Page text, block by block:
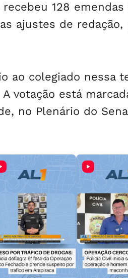
128 emendas
ajustes de
ao colegiado nessa
votação está
no Plenário do